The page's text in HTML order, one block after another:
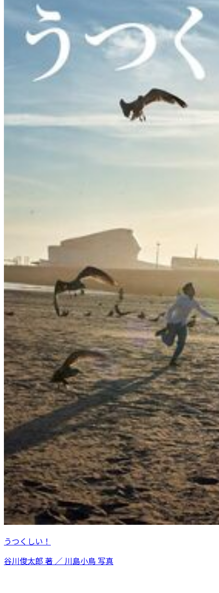
うつくしい！
谷川俊太郎 著 ／ 川島小鳥 写真